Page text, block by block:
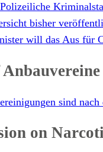
bisher
will das Aus für
sind
on